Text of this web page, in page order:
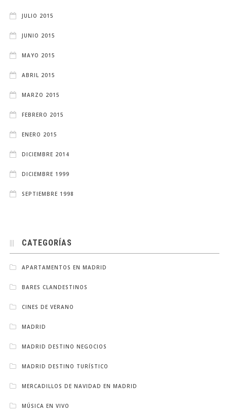
JULIO 2015
JUNIO 2015
MAYO 2015
ABRIL 2015
MARZO 2015
FEBRERO 2015
ENERO 2015
DICIEMBRE 2014
DICIEMBRE 1999
SEPTIEMBRE 1998
CATEGORÍAS
APARTAMENTOS EN MADRID
BARES CLANDESTINOS
CINES DE VERANO
MADRID
MADRID DESTINO NEGOCIOS
MADRID DESTINO TURÍSTICO
MERCADILLOS DE NAVIDAD EN MADRID
MÚSICA EN VIVO